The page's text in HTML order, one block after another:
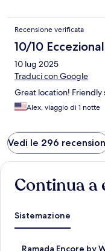
Recensione verificata
10/10
10 lug 2025
Traduci con Google
Great location! Friendly
Alex, viaggio di 1 notte
Vedi le 296
Continua a
Sistemazione
Ramada Encore by
L